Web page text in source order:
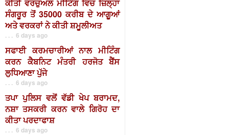
ਕੀਤੀ ਵਰਚੁਅਲ ਮੀਟਿੰਗ ਵਿਚ ਜ਼ਿਲ੍ਹਾ
ਸੰਗਰੂਰ ਤੋਂ 35000 ਕਰੀਬ ਦੇ ਆਗੂਆਂ
ਅਤੇ ਵਰਕਰਾਂ ਨੇ ਕੀਤੀ ਸ਼ਮੂਲੀਅਤ
. . . 6 days ago
ਸਫਾਈ ਕਰਮਚਾਰੀਆਂ ਨਾਲ ਮੀਟਿੰਗ
ਕਰਨ ਕੈਬਨਿਟ ਮੰਤਰੀ ਹਰਜੋਤ ਬੈਂਸ
ਲੁਧਿਆਣਾ ਪੁੱਜੇ
. . . 6 days ago
ਤਪਾ ਪੁਲਿਸ ਵਲੋਂ ਵੱਡੀ ਖੇਪ ਬਰਾਮਦ,
ਨਸ਼ਾ ਤਸਕਰੀ ਕਰਨ ਵਾਲੇ ਗਿਰੋਹ ਦਾ
ਕੀਤਾ ਪਰਦਾਫਾਸ਼
. . . 6 days ago